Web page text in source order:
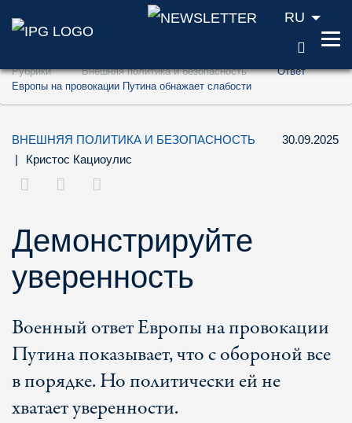
Перейти к содержанию (ключ доступа
Перейти к поиску (ключ доступа '2')
RU
Рубрики Внешняя политика и безопасность
Ответ
Европы на провокации Путина обнажает слабости
ВНЕШНЯЯ ПОЛИТИКА И БЕЗОПАСНОСТЬ
30.09.2025
|
Кристос Кациоулис
Демонстрируйте
уверенность
Военный ответ Европы на провокации
Путина показывает, что с обороной все
в порядке. Но политически ей не
хватает уверенности.